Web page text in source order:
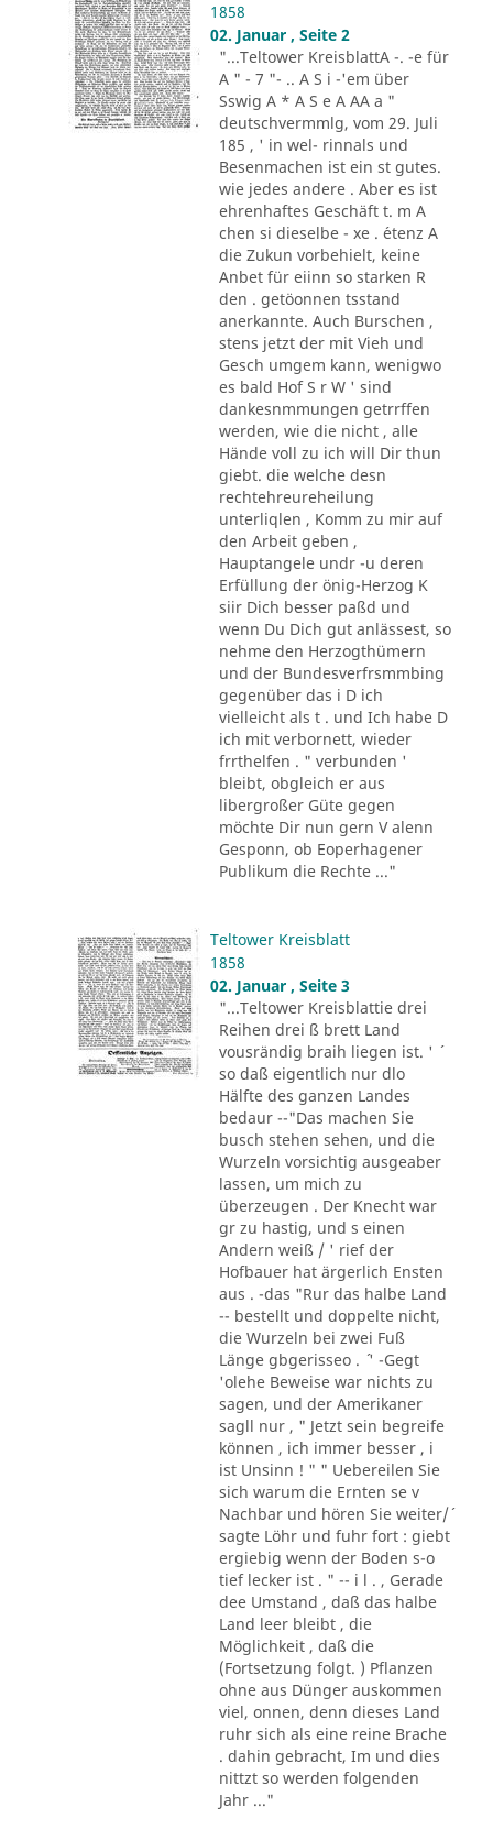
1858
02. Januar , Seite 2
"...Teltower KreisblattA -. -e für
A " - 7 "- .. A S i -'em über
Sswig A * A S e A AA a "
deutschvermmlg, vom 29. Juli
185 , ' in wel- rinnals und
Besenmachen ist ein st gutes.
wie jedes andere . Aber es ist
ehrenhaftes Geschäft t. m A
chen si dieselbe - xe . ´etenz A
die Zukun vorbehielt, keine
Anbet für eiinn so starken R
den . getöonnen tsstand
anerkannte. Auch Burschen ,
stens jetzt der mit Vieh und
Gesch umgem kann, wenigwo
es bald Hof S r W ' sind
dankesnmmungen getrrffen
werden, wie die nicht , alle
Hände voll zu ich will Dir thun
giebt. die welche desn
rechtehreureheilung
unterliqlen , Komm zu mir auf
den Arbeit geben ,
Hauptangele undr -u deren
Erfüllung der önig-Herzog K
siir Dich besser paßd und
wenn Du Dich gut anlässest, so
nehme den Herzogthümern
und der Bundesverfrsmmbing
gegenüber das i D ich
vielleicht als t . und Ich habe D
ich mit verbornett, wieder
frrthelfen . " verbunden '
bleibt, obgleich er aus
libergroßer Güte gegen
möchte Dir nun gern V alenn
Gesponn, ob Eoperhagener
Publikum die Rechte ..."
Teltower Kreisblatt
1858
02. Januar , Seite 3
"...Teltower Kreisblattie drei
Reihen drei ß brett Land
vousrändig braih liegen ist. ' ´
so daß eigentlich nur dlo
Hälfte des ganzen Landes
bedaur --"Das machen Sie
busch stehen sehen, und die
Wurzeln vorsichtig ausgeaber
lassen, um mich zu
überzeugen . Der Knecht war
gr zu hastig, und s einen
Andern weiß / ' rief der
Hofbauer hat ärgerlich Ensten
aus . -das "Rur das halbe Land
-- bestellt und doppelte nicht,
die Wurzeln bei zwei Fuß
Länge gbgerisseo . ´ ' -Gegt
'olehe Beweise war nichts zu
sagen, und der Amerikaner
sagll nur , " Jetzt sein begreife
können , ich immer besser , i
ist Unsinn ! " " Uebereilen Sie
sich warum die Ernten se v
Nachbar und hören Sie weiter/´
sagte Löhr und fuhr fort : giebt
ergiebig wenn der Boden s-o
tief lecker ist . " -- i l . , Gerade
dee Umstand , daß das halbe
Land leer bleibt , die
Möglichkeit , daß die
(Fortsetzung folgt. ) Pflanzen
ohne aus Dünger auskommen
viel, onnen, denn dieses Land
ruhr sich als eine reine Brache
. dahin gebracht, Im und dies
nittzt so werden folgenden
Jahr ..."